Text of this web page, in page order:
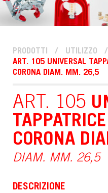
PRODOTTI / UTILIZZO /
ART. 105 UNIVERSAL
CORONA DIAM. MM. 26,5
ART. 105
CORONA
DIAM. MM. 26,5
DESCRIZIONE